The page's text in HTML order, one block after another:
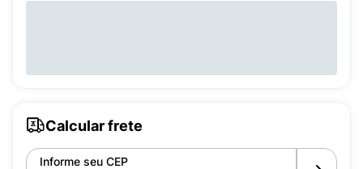
Calcular frete
Informe seu CEP